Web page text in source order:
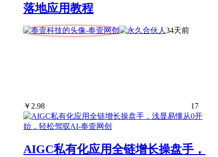
落地应用教程
34天前
￥ 2.98 17
AIGC私有化应用全链增长操盘手，